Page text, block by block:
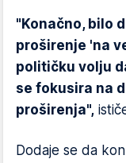
"Konačno, bilo
proširenje 'na
političku volju
se fokusira na
proširenja",
Dodaje se da